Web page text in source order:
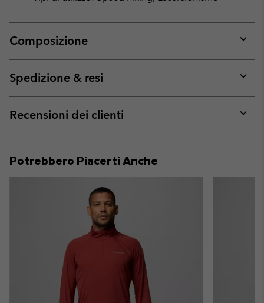
Composizione
or
Spedizione & resi
or
Recensioni dei clienti
or
Potrebbero Piacerti Anche